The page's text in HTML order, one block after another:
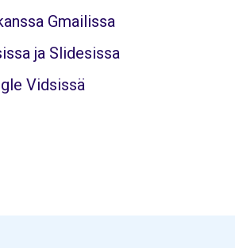
Gmailissa
ja Slidesissa
Vidsissä